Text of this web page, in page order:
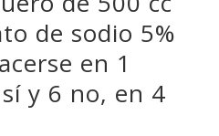
de sodio 5%
en 1
y 6 no, en 4